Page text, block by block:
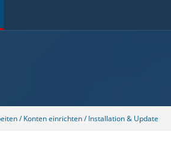
/ Konten einrichten / Installation & Update